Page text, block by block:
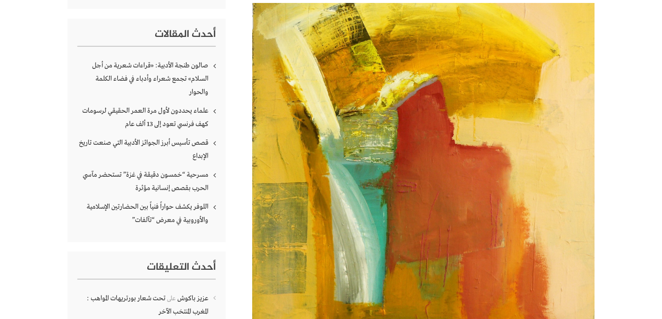
أحدث المقالات
صالون طنجة الأدبية: «قراءات شعرية من أجل
السلام» تجمع شعراء وأدباء في فضاء الكلمة
والحوار
علماء يحددون لأول مرة العمر الحقيقي لرسومات
كهف فرنسي تعود إلى 13 ألف عام
قصص تأسيس أبرز الجوائز الأدبية التي صنعت تاريخ
الإبداع
مسرحية “خمسون دقيقة في غزة” تستحضر مآسي
الحرب بقصص إنسانية مؤثرة
اللوفر يكشف حواراً فنياً بين الحضارتين الإسلامية
والأوروبية في معرض “تآلفات”
أحدث التعليقات
عزيز باكوش علىتحت شعار بورتريهات المواهب :
المغرب المنتخب الآخر